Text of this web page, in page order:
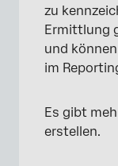
Themen
Instanz
Themen
zu
Ermittlung
und
im
Es gibt
erstellen.